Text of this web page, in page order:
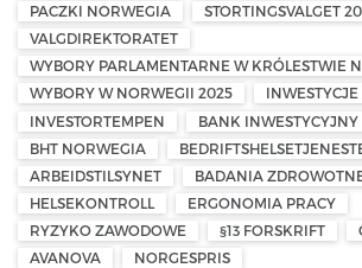
PACZKI NORWEGIA
STORTINGSVALGET
VALGDIREKTORATET
WYBORY PARLAMENTARNE W KRÓLESTWIE
WYBORY W NORWEGII 2025
INVESTORTEMPEN
BANK
BHT NORWEGIA
ARBEIDSTILSYNET
BADANIA
HELSEKONTROLL
ERGONOMIA PRACY
RYZYKO ZAWODOWE
§13 FORSKRIFT
AVANOVA
NORGESPRIS